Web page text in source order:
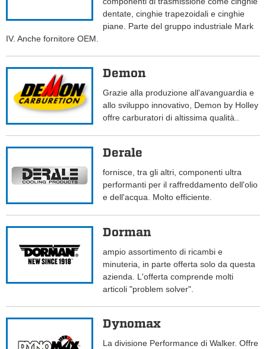
dentate, cinghie trapezoidali e cinghie
piane. Parte del gruppo industriale Mark
IV. Anche fornitore OEM.
Demon
Grazie alla produzione all'avanguardia e
allo sviluppo innovativo, Demon by Holley
offre carburatori di altissima qualità..
Derale
fornisce, tra gli altri, componenti ultra
performanti per il raffreddamento dell'olio
e dell'acqua. Molto efficiente.
Dorman
ampio assortimento di ricambi e
minuteria, in parte offerta solo da questa
azienda. L'offerta comprende molti
articoli "problem solver".
Dynomax
La divisione Performance di Walker. Offre